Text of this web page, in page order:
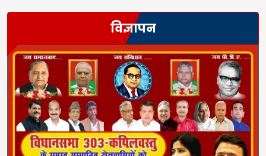
विज्ञापन